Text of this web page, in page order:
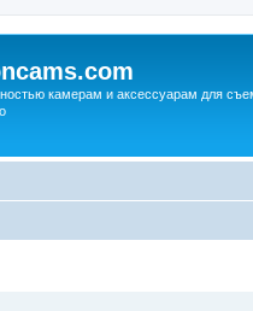
камерам и аксессуарам для